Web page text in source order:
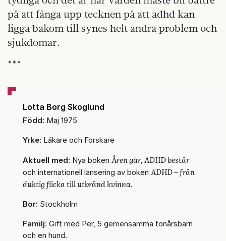
på att fånga upp tecknen på att adhd kan
ligga bakom till synes helt andra problem och
sjukdomar.
***
Lotta Borg Skoglund
Född: Maj 1975
Yrke: Läkare och Forskare
Aktuell med: Nya boken Åren går, ADHD består
och internationell lansering av boken ADHD – från
duktig flicka till utbränd kvinna.
Bor: Stockholm
Familj: Gift med Per, 5 gemensamma tonårsbarn
och en hund.